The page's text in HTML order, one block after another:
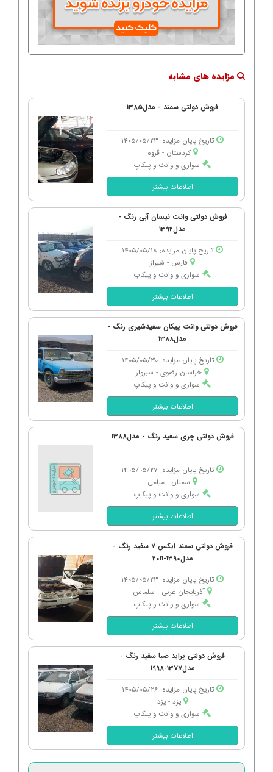
مزایده های مشابه
فروش دولتی سمند - مدل1385
تاریخ پایان مزایده: 1405/05/23
کردستان - قروه
سواری و وانت و پیکاپ
اطلاعات بیشتر
فروش دولتی وانت نیسان آبی رنگ -
مدل1392
تاریخ پایان مزایده: 1405/05/18
فارس - شیراز
سواری و وانت و پیکاپ
اطلاعات بیشتر
فروش دولتی وانت پیکان سفیدشیری رنگ -
مدل1388
تاریخ پایان مزایده: 1405/05/30
خراسان رضوی - سبزوار
سواری و وانت و پیکاپ
اطلاعات بیشتر
فروش دولتی چری سفید رنگ - مدل1388
تاریخ پایان مزایده: 1405/05/27
سمنان - میامی
سواری و وانت و پیکاپ
اطلاعات بیشتر
فروش دولتی سمند ایکس 7 سفید رنگ -
مدل1390-2011
تاریخ پایان مزایده: 1405/05/23
آذربایجان غربی - سلماس
سواری و وانت و پیکاپ
اطلاعات بیشتر
فروش دولتی پراید صبا سفید رنگ -
مدل1377-1998
تاریخ پایان مزایده: 1405/05/26
یزد - یزد
سواری و وانت و پیکاپ
اطلاعات بیشتر